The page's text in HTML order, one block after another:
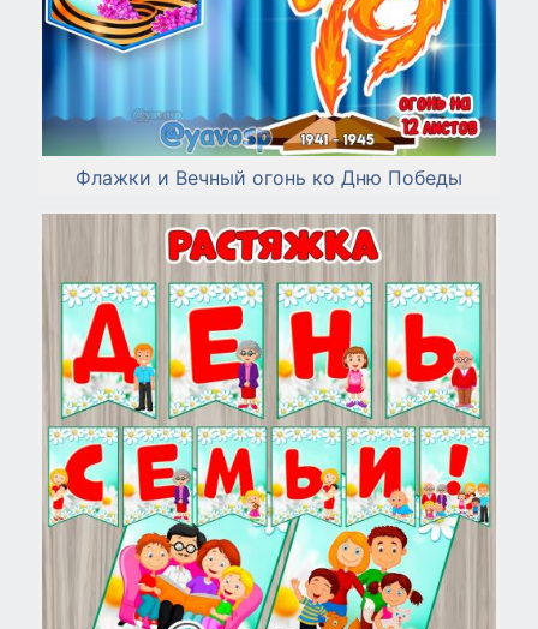
Флажки и Вечный огонь ко Дню Победы